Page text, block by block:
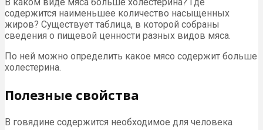
В каком виде мяса больше холестерина? Где
содержится наименьшее количество насыщенных
жиров? Существует таблица, в которой собраны
сведения о пищевой ценности разных видов мяса.
По ней можно определить какое мясо содержит больше
холестерина.
Полезные свойства
В говядине содержится необходимое для человека